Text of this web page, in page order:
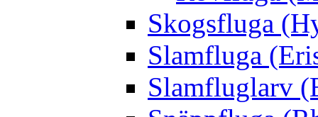
Skogsfluga
Slamfluga
Slamfluglarv